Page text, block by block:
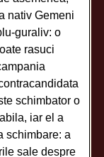
nativ Gemeni
guraliv: o
rasuci
schimbator o
iar el a
schimbare: a
sale despre